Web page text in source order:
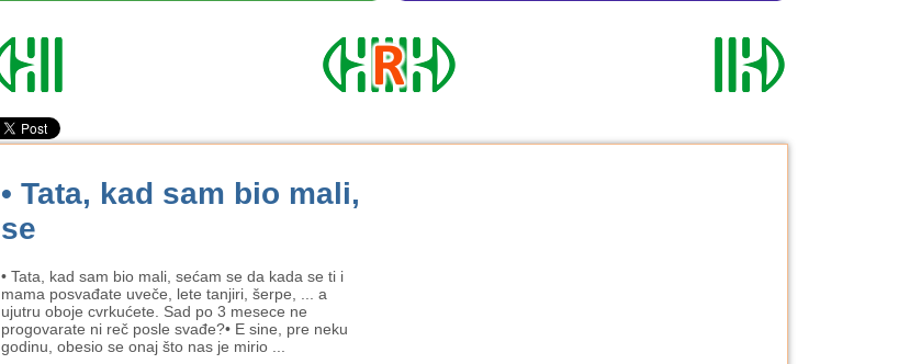
• Tata, kad sam bio mali,
se
• Tata, kad sam bio mali, sećam se da kada se ti i
mama posvađate uveče, lete tanjiri, šerpe, ... a
ujutru oboje cvrkućete. Sad po 3 mesece ne
progovarate ni reč posle svađe?• E sine, pre neku
godinu, obesio se onaj što nas je mirio ...